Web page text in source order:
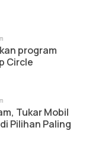
program
Circle
Tukar Mobil
Pilihan Paling